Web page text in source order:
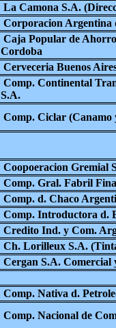
La Camona S.A.
Corporacion Argentina
Caja Popular de
Cordoba
Cerveceria Buenos
Comp. Continental
S.A.
Comp. Ciclar (Canamo
Coopoeracion Gremial
Comp. Gral. Fabril
Comp. d. Chaco
Comp. Introductora d.
Credito Ind. y Com.
Ch. Lorilleux S.A.
Cergan S.A. Comercial
Comp. Nativa d.
Comp. Nacional de